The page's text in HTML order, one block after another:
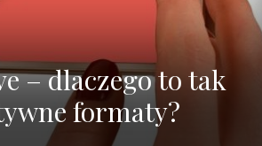
– dlaczego to tak
formaty?